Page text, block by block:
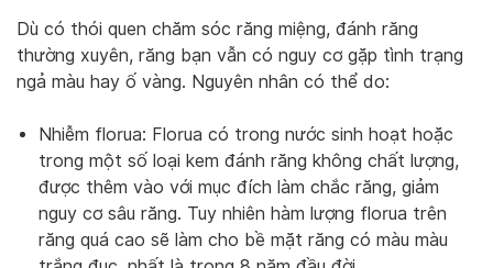
Dù có thói quen chăm sóc răng miệng, đánh răng
thường xuyên, răng bạn vẫn có nguy cơ gặp tình trạng
ngả màu hay ố vàng. Nguyên nhân có thể do:
Nhiễm florua: Florua có trong nước sinh hoạt hoặc
trong một số loại kem đánh răng không chất lượng,
được thêm vào với mục đích làm chắc răng, giảm
nguy cơ sâu răng. Tuy nhiên hàm lượng florua trên
răng quá cao sẽ làm cho bề mặt răng có màu màu